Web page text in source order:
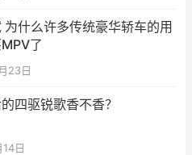
为什么许多传统豪华轿车的用
了
23日
四驱锐歌香不香？
日